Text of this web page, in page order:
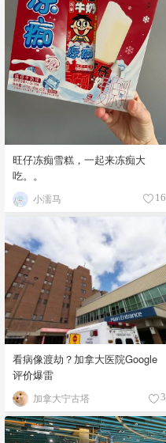
旺仔冻痴雪糕，一起来冻痴大
吃。。
小濡马 16
看病像渡劫？加拿大医院Google
评价爆雷
加拿大宁古塔 3